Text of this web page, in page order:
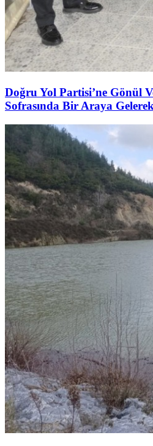
Doğru Yol Partisi’ne Gönül
Sofrasında Bir Araya